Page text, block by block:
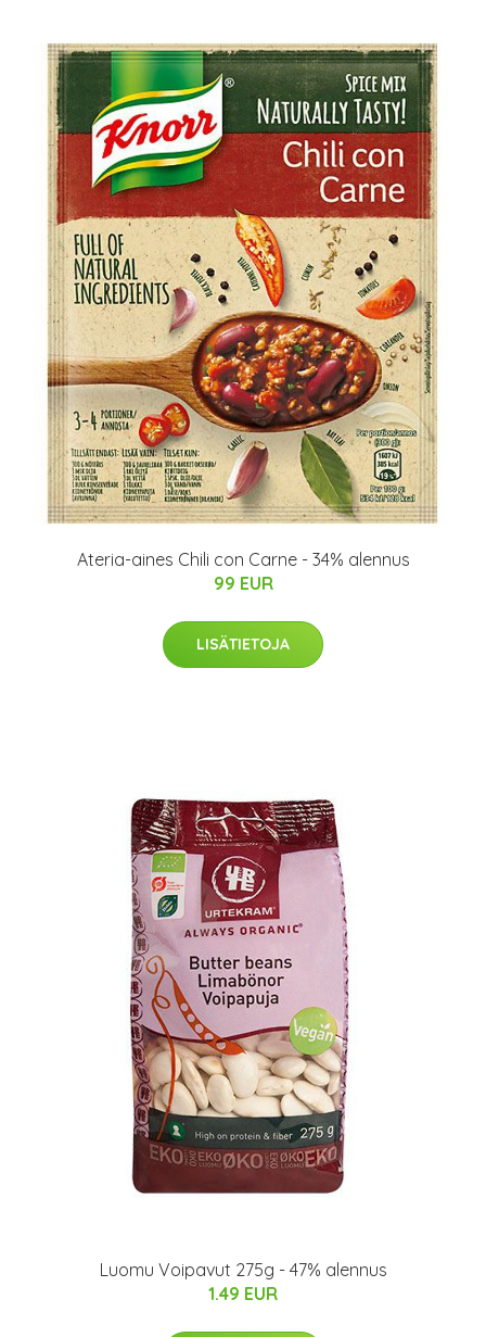
Ateria-aines Chili con Carne - 34% alennus
99 EUR
LISÄTIETOJA
Luomu Voipavut 275g - 47% alennus
1.49 EUR